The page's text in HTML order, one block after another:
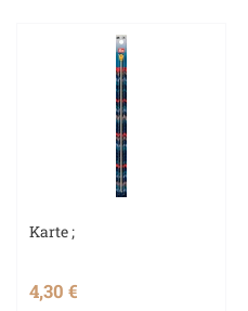
Karte ;
4,30 €